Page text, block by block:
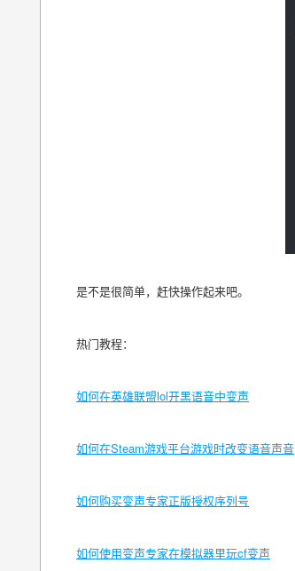
是不是很简单，赶快操作起来吧。
热门教程：
如何在英雄联盟lol开黑语音中变声
如何在Steam游戏平台游戏时改变语音声音
如何购买变声专家正版授权序列号
如何使用变声专家在模拟器里玩cf变声